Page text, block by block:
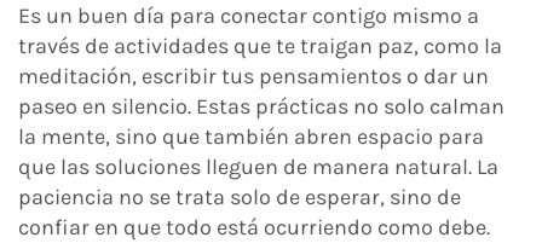
Es un buen día para conectar contigo mismo a
través de actividades que te traigan paz, como la
meditación, escribir tus pensamientos o dar un
paseo en silencio. Estas prácticas no solo calman
la mente, sino que también abren espacio para
que las soluciones lleguen de manera natural. La
paciencia no se trata solo de esperar, sino de
confiar en que todo está ocurriendo como debe.